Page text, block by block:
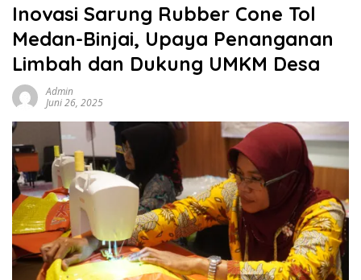
Inovasi Sarung Rubber Cone Tol
Medan-Binjai, Upaya Penanganan
Limbah dan Dukung UMKM Desa
Admin
Juni 26, 2025